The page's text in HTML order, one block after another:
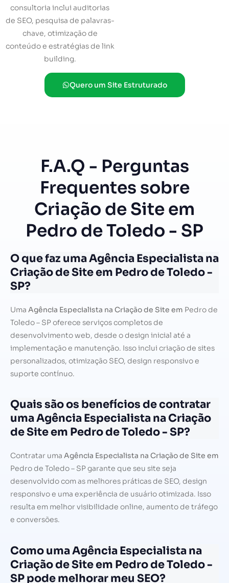
consultoria inclui auditorias
de SEO, pesquisa de palavras-
chave, otimização de
conteúdo e estratégias de link
building.
Quero um Site Estruturado
F.A.Q - Perguntas
Frequentes sobre
Criação de Site em
Pedro de Toledo - SP
O que faz uma Agência Especialista na
Criação de Site em Pedro de Toledo -
SP?
Uma Agência Especialista na Criação de Site em Pedro de
Toledo – SP oferece serviços completos de
desenvolvimento web, desde o design inicial até a
implementação e manutenção. Isso inclui criação de sites
personalizados, otimização SEO, design responsivo e
suporte contínuo.
Quais são os benefícios de contratar
uma Agência Especialista na Criação
de Site em Pedro de Toledo - SP?
Contratar uma Agência Especialista na Criação de Site em
Pedro de Toledo – SP garante que seu site seja
desenvolvido com as melhores práticas de SEO, design
responsivo e uma experiência de usuário otimizada. Isso
resulta em melhor visibilidade online, aumento de tráfego
e conversões.
Como uma Agência Especialista na
Criação de Site em Pedro de Toledo -
SP pode melhorar meu SEO?